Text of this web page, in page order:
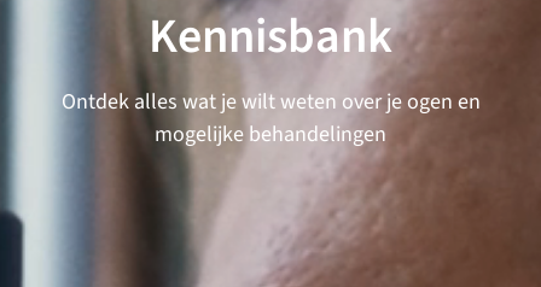
Kennisbank
Ontdek alles wat je wilt weten over je ogen en
mogelijke behandelingen